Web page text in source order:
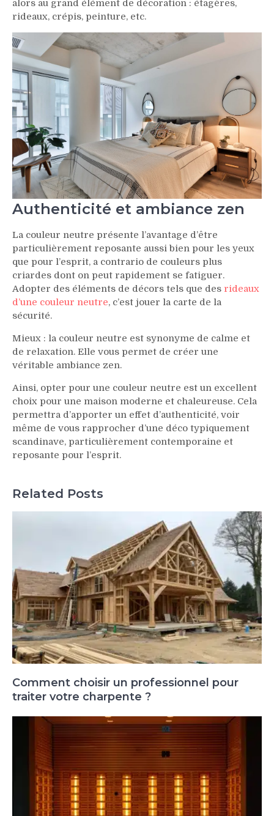
alors au grand élément de décoration : étagères,
rideaux, crépis, peinture, etc.
Authenticité et ambiance zen
La couleur neutre présente l’avantage d’être
particulièrement reposante aussi bien pour les yeux
que pour l’esprit, a contrario de couleurs plus
criardes dont on peut rapidement se fatiguer.
Adopter des éléments de décors tels que des rideaux
d’une couleur neutre, c’est jouer la carte de la
sécurité.
Mieux : la couleur neutre est synonyme de calme et
de relaxation. Elle vous permet de créer une
véritable ambiance zen.
Ainsi, opter pour une couleur neutre est un excellent
choix pour une maison moderne et chaleureuse. Cela
permettra d’apporter un effet d’authenticité, voir
même de vous rapprocher d’une déco typiquement
scandinave, particulièrement contemporaine et
reposante pour l’esprit.
Related Posts
Comment choisir un professionnel pour
traiter votre charpente ?